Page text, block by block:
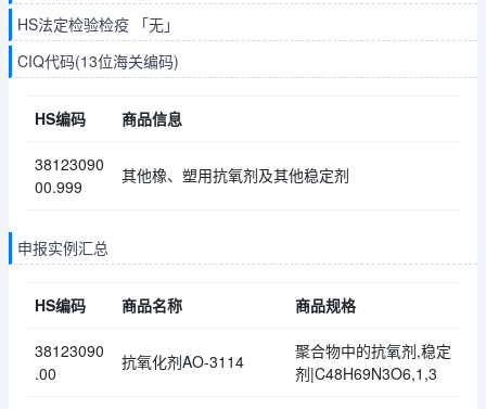
HS法定检验检疫 「无」
CIQ代码(13位海关编码)
HS编码 商品信息
38123090
00.999
其他橡、塑用抗氧剂及其他稳定剂
申报实例汇总
HS编码 商品名称 商品规格
38123090
.00
抗氧化剂AO-3114
聚合物中的抗氧剂,稳定
剂|C48H69N3O6,1,3